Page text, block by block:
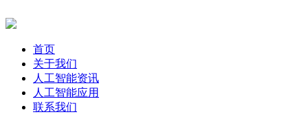
首页
关于我们
人工智能资讯
人工智能应用
联系我们